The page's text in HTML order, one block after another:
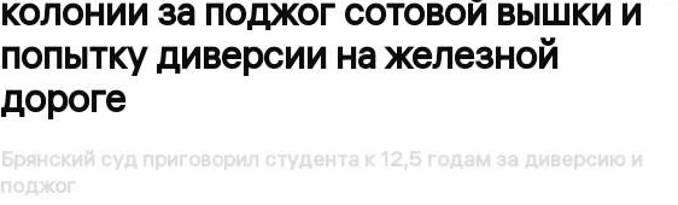
колонии за поджог сотовой вышки и
попытку диверсии на железной
дороге
Брянский суд приговорил студента к 12,5 годам за диверсию и
поджог